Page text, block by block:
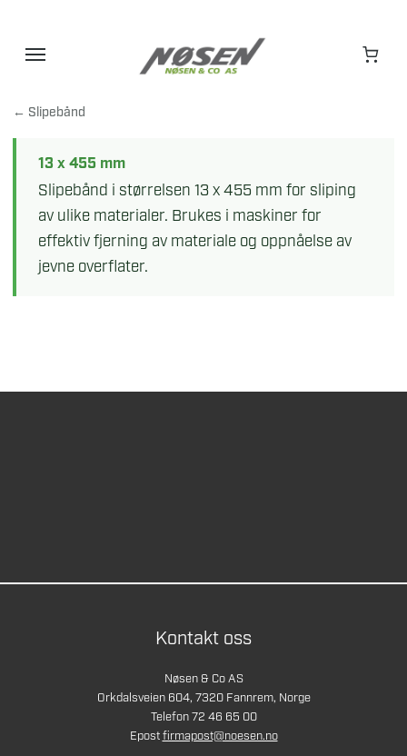
← Slipebånd
13 x 455 mm
Slipebånd i størrelsen 13 x 455 mm for sliping
av ulike materialer. Brukes i maskiner for
effektiv fjerning av materiale og oppnåelse av
jevne overflater.
Kontakt oss
Nøsen & Co AS
Orkdalsveien 604, 7320 Fannrem, Norge
Telefon 72 46 65 00
Epostfirmapost@noesen.no